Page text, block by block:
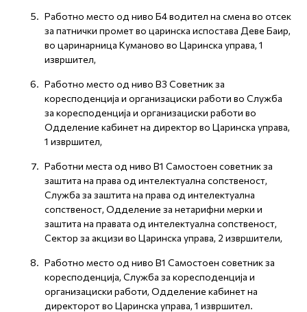
Работно место од ниво Б4 водител на смена во отсек
за патнички промет во царинска испостава Деве Баир,
во царинарница Куманово во Царинска управа, 1
извршител,
Работно место од ниво В3 Советник за
коресподенција и организациски работи во Служба
за коресподенција и организациски работи во
Одделение кабинет на директор во Царинска управа,
1 извршител,
Работни места од ниво В1 Самостоен советник за
заштита на права од интелектуална сопственост,
Служба за заштита на права од интелектуална
сопственост, Одделение за нетарифни мерки и
заштита на правата од интелектуална сопственост,
Сектор за акцизи во Царинска управа, 2 извршители,
Работно место од ниво В1 Самостоен советник за
коресподенција, Служба за коресподенција и
организациски работи, Одделение кабинет на
директорот во Царинска управа, 1 извршител.